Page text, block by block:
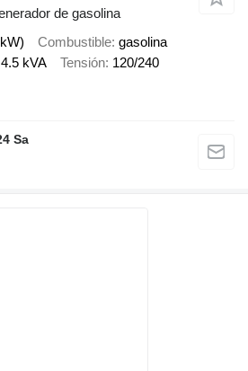
de gasolina
Combustible gasolina
4.5 kVA Tensión 120/240
Sa